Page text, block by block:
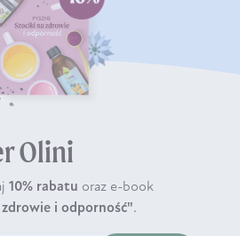
Olini
10% rabatu oraz e-book
zdrowie i odporność".